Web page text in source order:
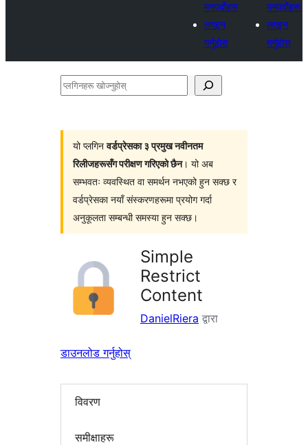
मनपर्दोहरू
लगइन
गर्नुहोस्
मनपर्दोहरू
लगइन
गर्नुहोस्
प्लगिनहरू
यो प्लगिनवर्डप्रेसका ३ प्रमुख नवीनतम
रिलीजहरूसँग परीक्षण गरिएको छैन। यो अब
सम्भवतः व्यवस्थित वा समर्थन नभएको हुन सक्छ र
वर्डप्रेसका नयाँ संस्करणहरूमा प्रयोग गर्दा
अनुकूलता सम्बन्धी समस्या हुन सक्छ।
Simple
Restrict
Content
DanielRiera द्वारा
डाउनलोड गर्नुहोस्
विवरण
समीक्षाहरू